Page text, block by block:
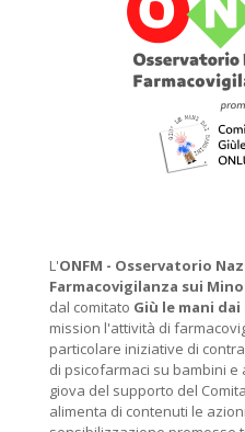
L'ONFM - Osservatorio
Farmacovigilanza sui
dal comitato Giù le mani dai
mission l'attività di
particolare iniziative di
di psicofarmaci su bambini e
giova del supporto del
alimenta di contenuti le